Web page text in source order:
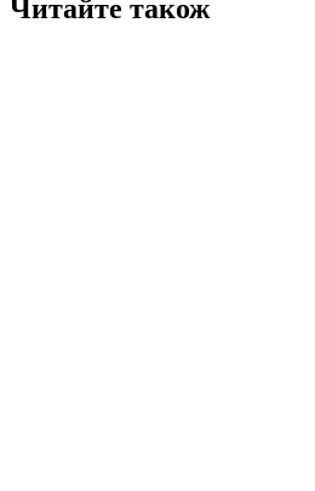
Читайте також